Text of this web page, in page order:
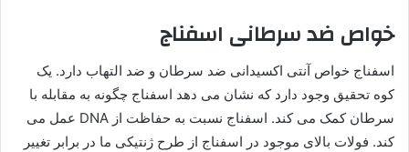
خواص ضد سرطانی اسفناج
اسفناج خواص آنتی اکسیدانی ضد سرطان و ضد التهاب دارد. یک
کوه تحقیق وجود دارد که نشان می دهد اسفناج چگونه به مقابله با
سرطان کمک می کند. اسفناج نسبت به حفاظت از DNA عمل می
کند. فولات بالای موجود در اسفناج از طرح ژنتیکی ما در برابر تغییر